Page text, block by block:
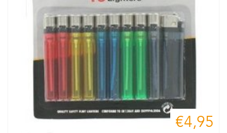
€4,95